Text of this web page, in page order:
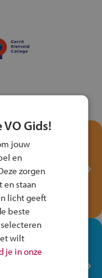
met het
Verkeersspel
fiets!
je op je
jouw talent
Gids!
jouw
en
zorgen
en staan
licht geeft
beste
wilt
je in onze